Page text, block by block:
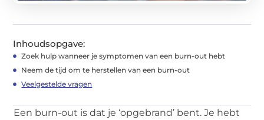
Inhoudsopgave:
Zoek hulp wanneer je symptomen van een burn-out hebt
Neem de tijd om te herstellen van een burn-out
Veelgestelde vragen
Een burn-out is dat je ‘opgebrand’ bent. Je hebt